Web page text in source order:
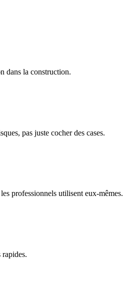
dans la construction.
pas juste cocher des cases.
professionnels utilisent eux-mêmes.
rapides.